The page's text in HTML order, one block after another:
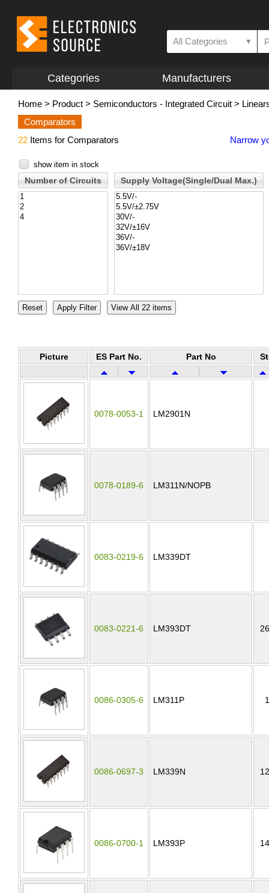
All Categories ▼
Categories Manufacturers
Home > Product > Semiconductors - Integrated Circuit >
Comparators
22 Items for Comparators Narrow
show item in stock
Number of Circuits Supply Voltage(Single/Dual Max.)
Picture ES Part No. Part No
0078-0053-1 LM2901N
0078-0189-6 LM311N/NOPB
0083-0219-6 LM339DT
0083-0221-6 LM393DT
0086-0305-6 LM311P
0086-0697-3 LM339N
0086-0700-1 LM393P